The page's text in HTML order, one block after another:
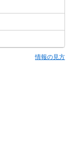
情報の見方